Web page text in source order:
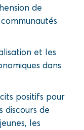
de
et les
dans
positifs pour
de
les